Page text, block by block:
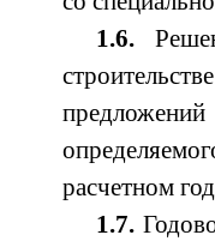
1.6.
расчетном
1.7.